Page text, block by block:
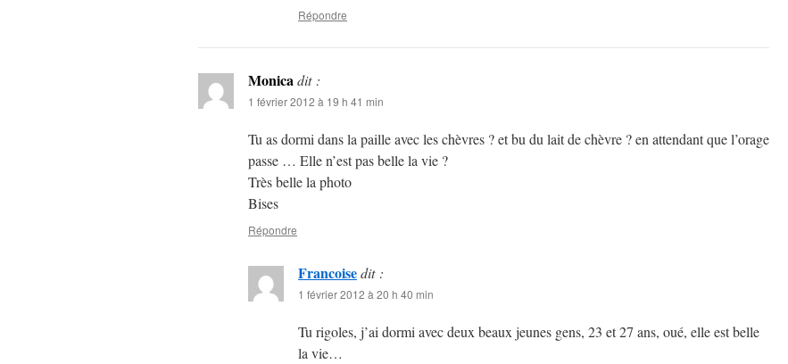
Répondre
Monicadit :
1 février 2012 à 19 h 41 min
Tu as dormi dans la paille avec les chèvres ? et bu du lait de chèvre ? en attendant que l’orage
passe … Elle n’est pas belle la vie ?
Très belle la photo
Bises
Répondre
Francoisedit :
1 février 2012 à 20 h 40 min
Tu rigoles, j’ai dormi avec deux beaux jeunes gens, 23 et 27 ans, oué, elle est belle
la vie…